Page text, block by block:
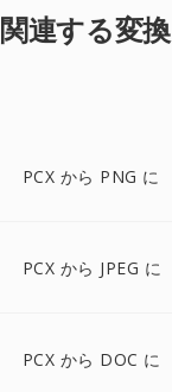
関連する変換
PCX から PNG に
PCX から JPEG に
PCX から DOC に